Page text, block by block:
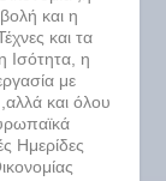
και η
και τα
Ισότητα, η
με
και όλου
Ημερίδες